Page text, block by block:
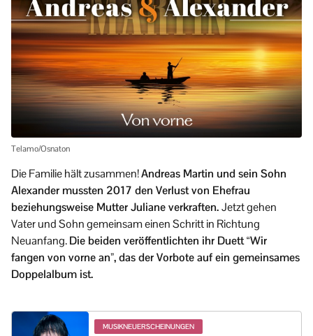
Telamo/Osnaton
Die Familie hält zusammen!Andreas Martin und sein Sohn
Alexander mussten 2017 den Verlust von Ehefrau
beziehungsweise Mutter Juliane verkraften.Jetzt gehen
Vater und Sohn gemeinsam einen Schritt in Richtung
Neuanfang.Die beiden veröffentlichten ihr Duett “Wir
fangen von vorne an”, das der Vorbote auf ein gemeinsames
Doppelalbum ist.
MUSIKNEUERSCHEINUNGEN